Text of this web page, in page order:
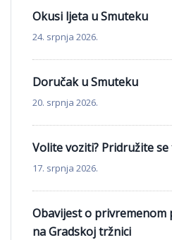
Okusi ljeta u Smuteku
24. srpnja 2026.
Doručak u Smuteku
20. srpnja 2026.
Volite voziti? Pridružite se
17. srpnja 2026.
Obavijest o privremenom
na Gradskoj tržnici